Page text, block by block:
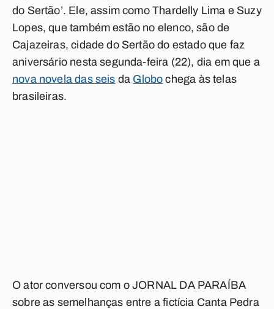
do Sertão’. Ele, assim como Thardelly Lima e Suzy
Lopes, que também estão no elenco, são de
Cajazeiras, cidade do Sertão do estado que faz
aniversário nesta segunda-feira (22), dia em que a
nova novela das seis da Globo chega às telas
brasileiras.
O ator conversou com o JORNAL DA PARAÍBA
sobre as semelhanças entre a fictícia Canta Pedra